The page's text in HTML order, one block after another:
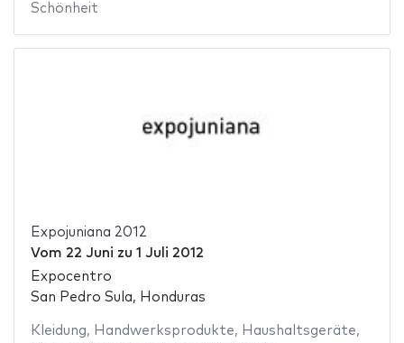
Schönheit
Expojuniana 2012
Vom 22 Juni zu 1 Juli 2012
Expocentro
San Pedro Sula, Honduras
Kleidung, Handwerksprodukte, Haushaltsgeräte,